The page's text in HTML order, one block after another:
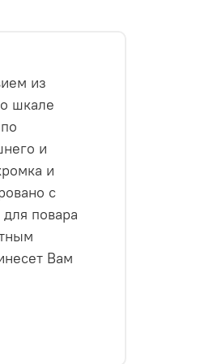
из
шкале
и
и
с
повара
Вам